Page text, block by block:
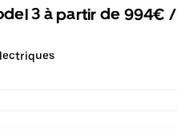
3 à partir de 994€ /